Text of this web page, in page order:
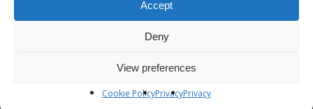
Accept
Deny
View preferences
Cookie PolicyPrivacyPrivacy
La Missione dei Ricostruttori nella preghiera è
farsi testimoni di una cristianità capace di venire
interiore, spesso inconsapevole, dell’uomo
contemporaneo. Attingendo alle risorse della